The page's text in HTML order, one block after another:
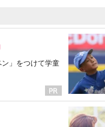
」をつけて学童